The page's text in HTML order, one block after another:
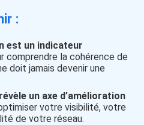
:
est un indicateur
comprendre la cohérence de
doit jamais devenir une
un axe d’amélioration
votre visibilité, votre
de votre réseau.